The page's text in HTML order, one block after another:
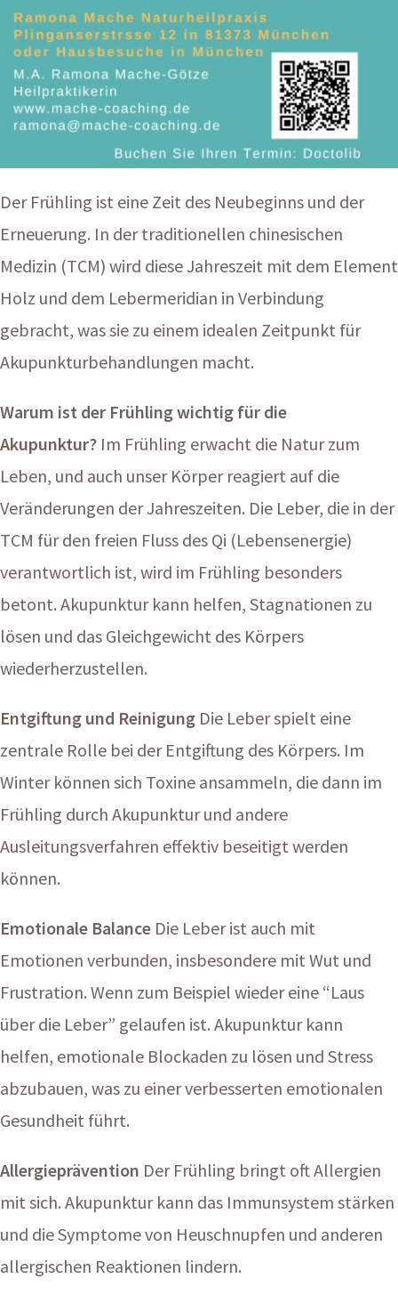
Der Frühling ist eine Zeit des Neubeginns und der
Erneuerung. In der traditionellen chinesischen
Medizin (TCM) wird diese Jahreszeit mit dem Element
Holz und dem Lebermeridian in Verbindung
gebracht, was sie zu einem idealen Zeitpunkt für
Akupunkturbehandlungen macht.
Warum ist der Frühling wichtig für die
Akupunktur? Im Frühling erwacht die Natur zum
Leben, und auch unser Körper reagiert auf die
Veränderungen der Jahreszeiten. Die Leber, die in der
TCM für den freien Fluss des Qi (Lebensenergie)
verantwortlich ist, wird im Frühling besonders
betont. Akupunktur kann helfen, Stagnationen zu
lösen und das Gleichgewicht des Körpers
wiederherzustellen.
Entgiftung und Reinigung Die Leber spielt eine
zentrale Rolle bei der Entgiftung des Körpers. Im
Winter können sich Toxine ansammeln, die dann im
Frühling durch Akupunktur und andere
Ausleitungsverfahren effektiv beseitigt werden
können.
Emotionale Balance Die Leber ist auch mit
Emotionen verbunden, insbesondere mit Wut und
Frustration. Wenn zum Beispiel wieder eine “Laus
über die Leber” gelaufen ist. Akupunktur kann
helfen, emotionale Blockaden zu lösen und Stress
abzubauen, was zu einer verbesserten emotionalen
Gesundheit führt.
Allergieprävention Der Frühling bringt oft Allergien
mit sich. Akupunktur kann das Immunsystem stärken
und die Symptome von Heuschnupfen und anderen
allergischen Reaktionen lindern.